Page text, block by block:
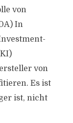
von
In
von
Es ist
ist, nicht